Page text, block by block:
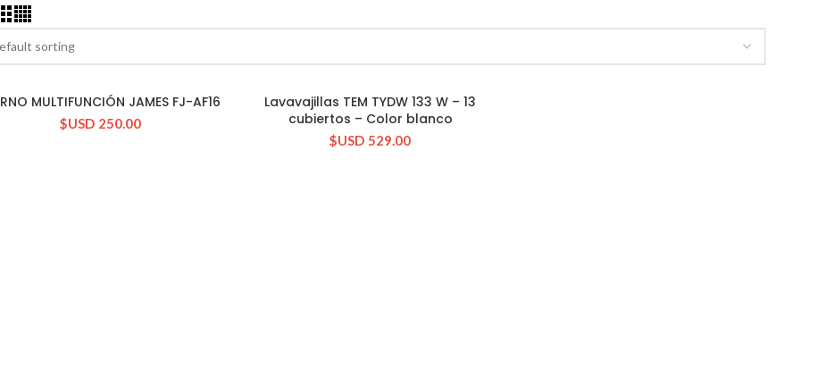
CONSULTAR STOCK
MULTIFUNCIÓN JAMES FJ-AF16
$USD 250.00
CONSULTAR STOCK
Lavavajillas TEM TYDW 133 W – 13
cubiertos – Color blanco
$USD 529.00